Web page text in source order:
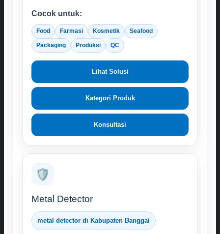
Cocok untuk:
Food Farmasi Kosmetik Seafood
Packaging Produksi QC
Lihat Solusi
Kategori Produk
Konsultasi
🛡️
Metal Detector
metal detector di Kabupaten Banggai